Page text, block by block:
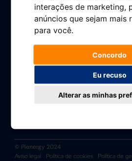
interações de marketing,
anúncios que sejam mais
para você.
Concordo
Eu recuso
Alterar as minhas
Área do cliente
Livro de Reclamações
© Plenergy 2024
Aviso legal
Política de cookies Política de